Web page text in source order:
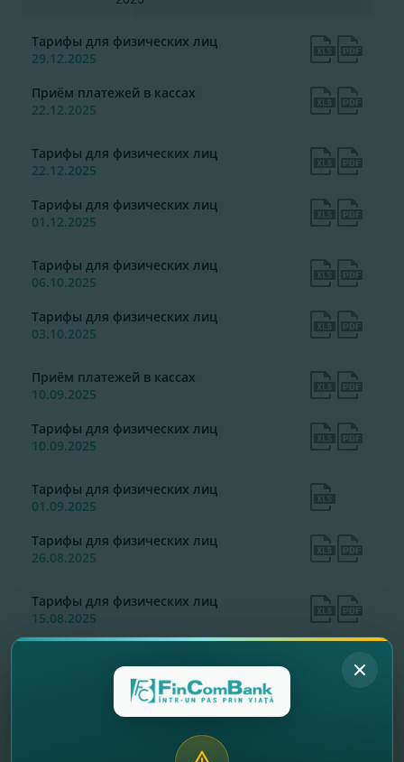
Тарифы для физических лиц
29.12.2025
Приём платежей в кассах
22.12.2025
Тарифы для физических лиц
22.12.2025
Тарифы для физических лиц
01.12.2025
Тарифы для физических лиц
06.10.2025
Тарифы для физических лиц
03.10.2025
Приём платежей в кассах
10.09.2025
Тарифы для физических лиц
10.09.2025
Тарифы для физических лиц
01.09.2025
Тарифы для физических лиц
26.08.2025
Тарифы для физических лиц
15.08.2025
Тарифы для физических лиц